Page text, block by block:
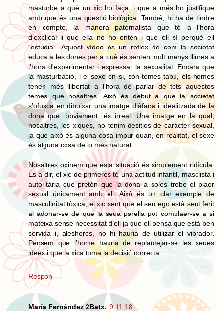
masturbe a què un xic ho faça, i que a més ho justifique
amb que és una qüestió biològica. També, hi ha de tindre
en compte, la manera paternalista que té a l’hora
d’explicar-li que ella no ho entén i que ell sí perquè ell
“estudia”. Aquest vídeo és un reflex de com la societat
educa a les dones per a què és senten molt menys lliures a
l'hora d'experimentar i expressar la sexualitat. Encara que
la masturbació, i el sexe en si, són temes tabú, els homes
tenen més llibertat a l'hora de parlar de tots aquestos
temes que nosaltres. Això és debut a que la societat
s’ofusca en dibuixar una imatge diàfana i idealitzada de la
dona que, òbviament, és irreal. Una imatge en la qual,
nosaltres, les xiques, no tenim desitjos de caràcter sexual,
ja que això és alguna cosa impur quan, en realitat, el sexe
és alguna cosa de lo més natural.
Nosaltres opinem que esta situació és simplement ridícula.
És a dir, el xic de primeres té una actitud infantil, masclista i
autoritària que pretén que la dona a soles trobe el plaer
sexual únicament amb ell. Això és un clar exemple de
masculinitat tòxica, el xic sent que el seu ego està sent ferit
al adonar-se de que la seua parella pot complaer-se a si
mateixa sense necessitat d’ell ja que ell pensa que està ben
servida i, aleshores, no hi hauria de utilizar el vibrador.
Pensem que l’home hauria de replantejar-se les seues
idees i que la xica toma la decisió correcta.
Respon
María Fernández 2Batx. 9.11.18